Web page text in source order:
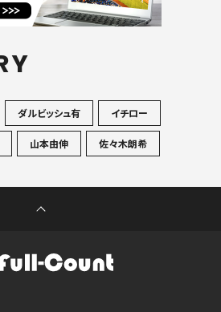
ダルビッシュ有 イチロー
山本由伸 佐々木朗希